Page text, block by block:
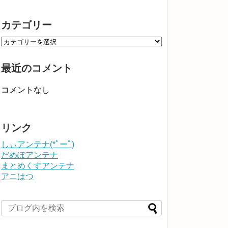
カテゴリー
最近のコメント
コメントなし
リンク
しぃアンテナ(*ﾟーﾟ)
だめぽアンテナ
まとめくすアンテナ
アニはつ